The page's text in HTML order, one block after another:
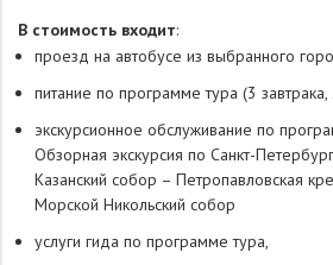
В стоимость входит:
проезд на автобусе из выбранного
питание по программе тура (3
экскурсионное обслуживание по
Обзорная экскурсия по Санкт-
Казанский собор – Петропавловская
Морской Никольский собор
услуги гида по программе тура,